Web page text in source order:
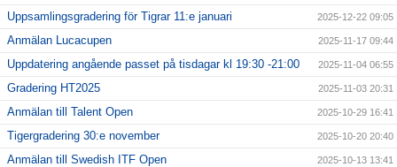
Uppsamlingsgradering för Tigrar 11:e januari 2025-12-22 09:05
Anmälan Lucacupen 2025-11-17 09:44
Uppdatering angående passet på tisdagar kl 19:30 -21:00 2025-11-04 06:55
Gradering HT2025 2025-11-03 20:31
Anmälan till Talent Open 2025-10-29 16:41
Tigergradering 30:e november 2025-10-20 20:40
Anmälan till Swedish ITF Open 2025-10-13 13:41